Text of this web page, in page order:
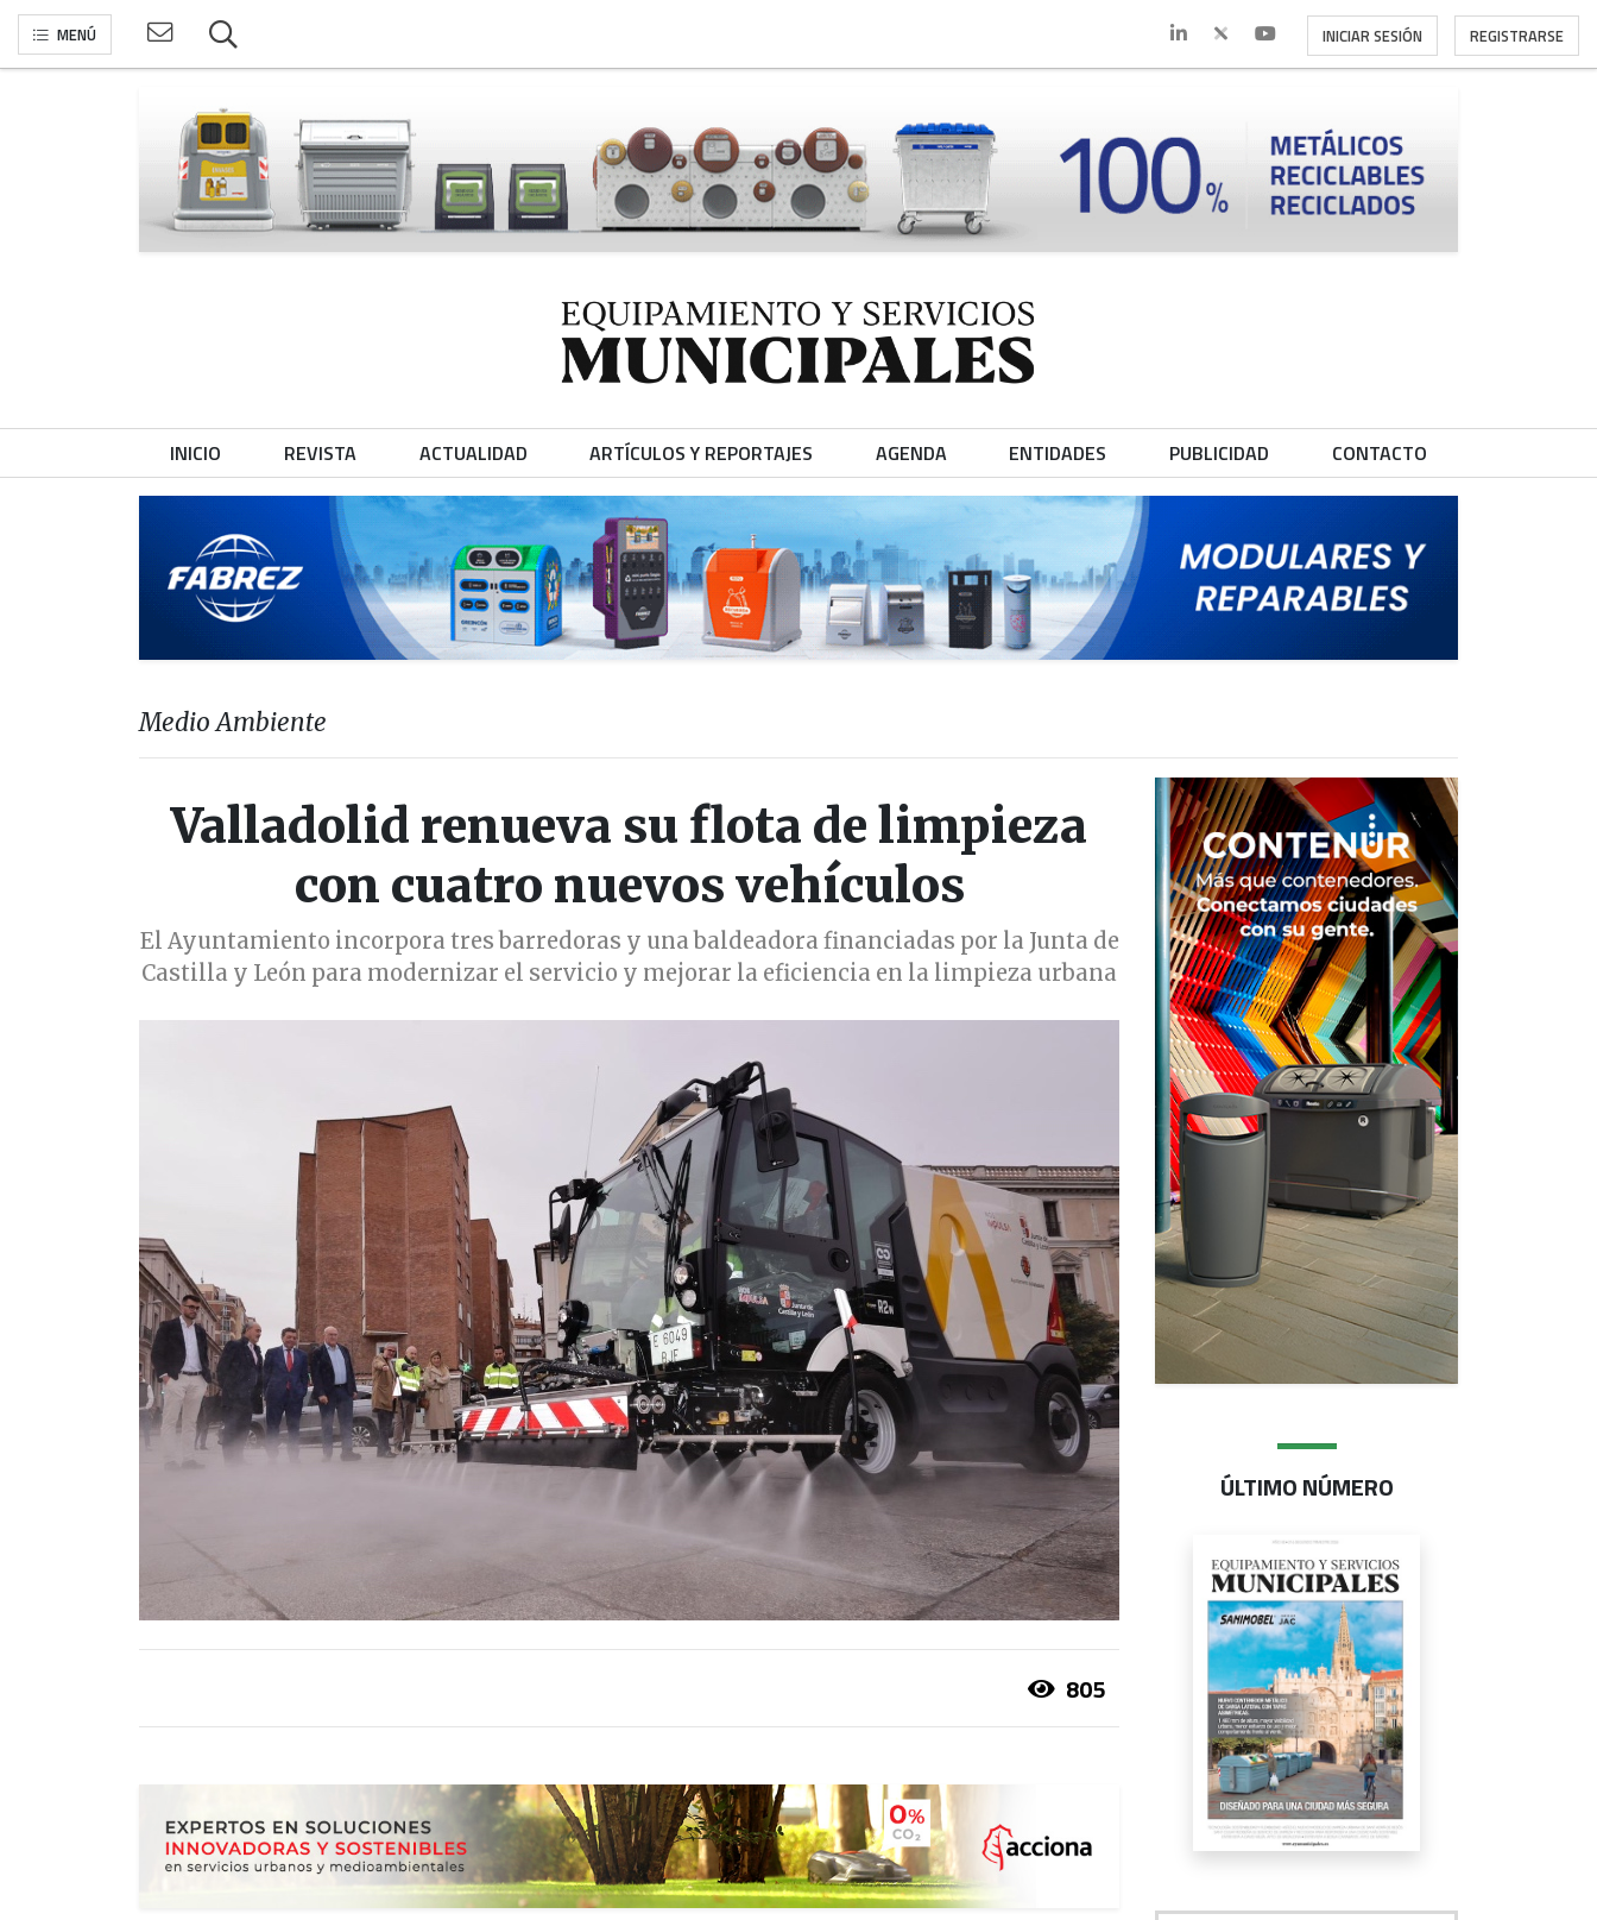
MENÚ INICIAR SESIÓN REGISTRARSE
INICIO REVISTA ACTUALIDAD ARTÍCULOS Y REPORTAJES AGENDA ENTIDADES PUBLICIDAD CONTACTO
Medio Ambiente
Valladolid renueva su flota de limpieza
con cuatro nuevos vehículos
El Ayuntamiento incorpora tres barredoras y una baldeadora financiadas por la Junta de
Castilla y León para modernizar el servicio y mejorar la eficiencia en la limpieza urbana
805
ÚLTIMO NÚMERO